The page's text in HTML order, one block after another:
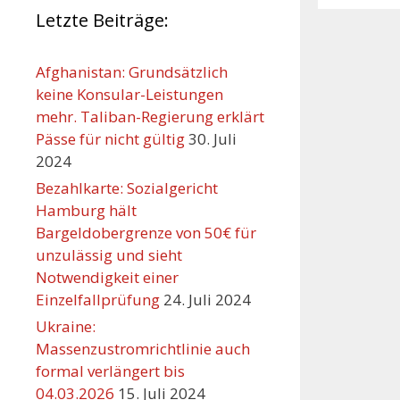
Letzte Beiträge:
Afghanistan: Grundsätzlich
keine Konsular-Leistungen
mehr. Taliban-Regierung erklärt
Pässe für nicht gültig30. Juli
2024
Bezahlkarte: Sozialgericht
Hamburg hält
Bargeldobergrenze von 50€ für
unzulässig und sieht
Notwendigkeit einer
Einzelfallprüfung 24. Juli 2024
Ukraine:
Massenzustromrichtlinie auch
formal verlängert bis
04.03.2026 15. Juli 2024